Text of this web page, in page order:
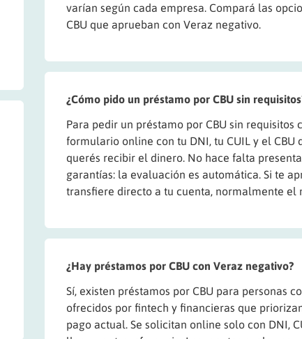
varían según cada empresa. Compará las
CBU que aprueban con Veraz negativo.
¿Cómo pido un préstamo por CBU sin
Para pedir un préstamo por CBU sin requisitos
formulario online con tu DNI, tu CUIL y el CBU
querés recibir el dinero. No hace falta
garantías: la evaluación es automática. Si te
transfiere directo a tu cuenta, normalmente el
¿Hay préstamos por CBU con Veraz negativo?
Sí, existen préstamos por CBU para personas
ofrecidos por fintech y financieras que
pago actual. Se solicitan online solo con DNI,